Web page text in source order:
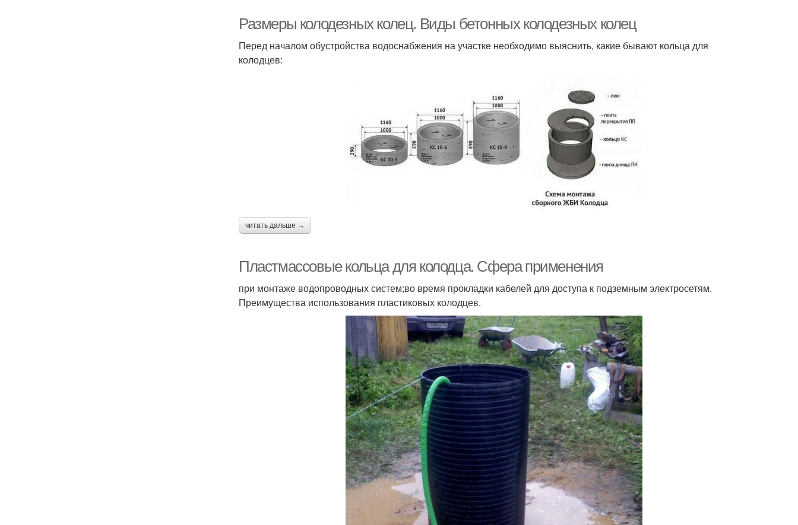
Размеры колодезных колец. Виды бетонных колодезных колец
Перед началом обустройства водоснабжения на участке необходимо выяснить, какие бывают кольца для
колодцев:
читать дальше →
Пластмассовые кольца для колодца. Сфера применения
при монтаже водопроводных систем;во время прокладки кабелей для доступа к подземным электросетям.
Преимущества использования пластиковых колодцев.